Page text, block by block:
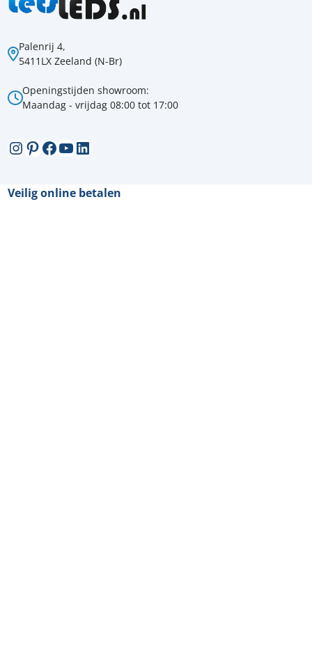
Palenrij 4,
5411LX Zeeland (N-Br)
Openingstijden showroom:
Maandag - vrijdag 08:00 tot 17:00
Instagram
Pinterest
Facebook
YouTube
LinkedIn
Veilig online betalen